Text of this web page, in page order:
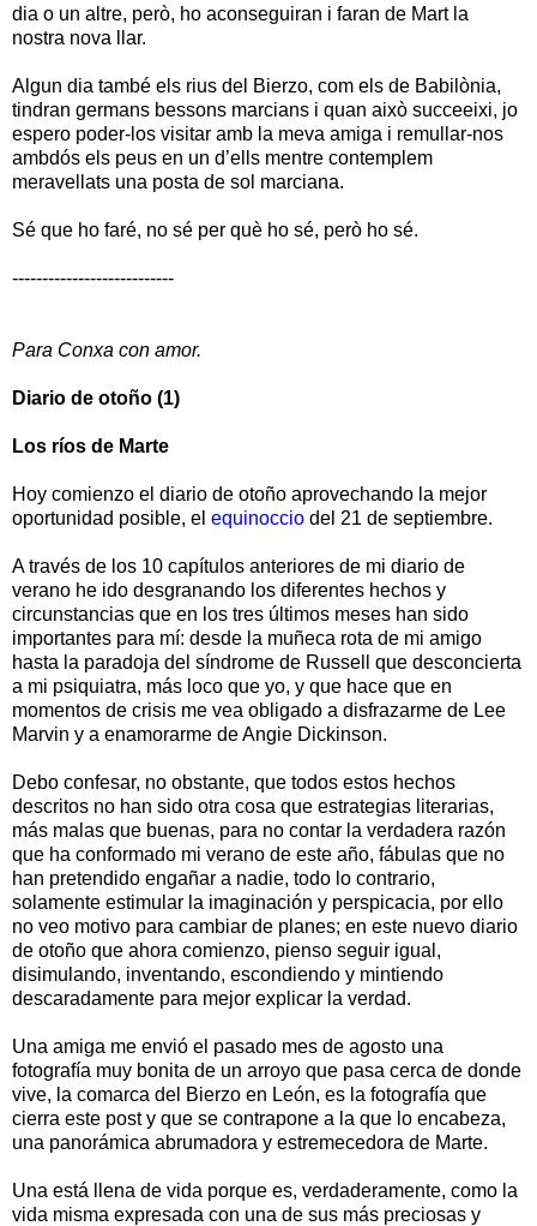
dia o un altre, però, ho aconseguiran i faran de Mart la
nostra nova llar.
Algun dia també els rius del Bierzo, com els de Babilònia,
tindran germans bessons marcians i quan això succeeixi, jo
espero poder-los visitar amb la meva amiga i remullar-nos
ambdós els peus en un d’ells mentre contemplem
meravellats una posta de sol marciana.
Sé que ho faré, no sé per què ho sé, però ho sé.
---------------------------
Para Conxa con amor.
Diario de otoño (1)
Los ríos de Marte
Hoy comienzo el diario de otoño aprovechando la mejor
oportunidad posible, el equinoccio del 21 de septiembre.
A través de los 10 capítulos anteriores de mi diario de
verano he ido desgranando los diferentes hechos y
circunstancias que en los tres últimos meses han sido
importantes para mí: desde la muñeca rota de mi amigo
hasta la paradoja del síndrome de Russell que desconcierta
a mi psiquiatra, más loco que yo, y que hace que en
momentos de crisis me vea obligado a disfrazarme de Lee
Marvin y a enamorarme de Angie Dickinson.
Debo confesar, no obstante, que todos estos hechos
descritos no han sido otra cosa que estrategias literarias,
más malas que buenas, para no contar la verdadera razón
que ha conformado mi verano de este año, fábulas que no
han pretendido engañar a nadie, todo lo contrario,
solamente estimular la imaginación y perspicacia, por ello
no veo motivo para cambiar de planes; en este nuevo diario
de otoño que ahora comienzo, pienso seguir igual,
disimulando, inventando, escondiendo y mintiendo
descaradamente para mejor explicar la verdad.
Una amiga me envió el pasado mes de agosto una
fotografía muy bonita de un arroyo que pasa cerca de donde
vive, la comarca del Bierzo en León, es la fotografía que
cierra este post y que se contrapone a la que lo encabeza,
una panorámica abrumadora y estremecedora de Marte.
Una está llena de vida porque es, verdaderamente, como la
vida misma expresada con una de sus más preciosas y